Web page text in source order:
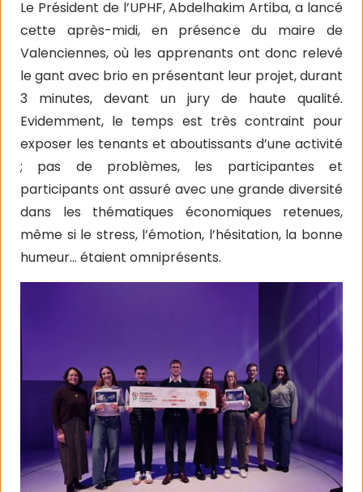
Le Président de l’UPHF, Abdelhakim Artiba, a lancé
cette après-midi, en présence du maire de
Valenciennes, où les apprenants ont donc relevé
le gant avec brio en présentant leur projet, durant
3 minutes, devant un jury de haute qualité.
Evidemment, le temps est très contraint pour
exposer les tenants et aboutissants d’une activité
; pas de problèmes, les participantes et
participants ont assuré avec une grande diversité
dans les thématiques économiques retenues,
même si le stress, l’émotion, l’hésitation, la bonne
humeur… étaient omniprésents.